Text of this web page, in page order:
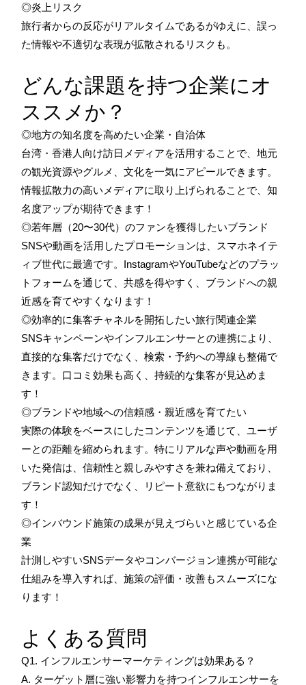
◎炎上リスク
旅行者からの反応がリアルタイムであるがゆえに、誤っ
た情報や不適切な表現が拡散されるリスクも。
どんな課題を持つ企業にオ
ススメか？
◎地方の知名度を高めたい企業・自治体
台湾・香港人向け訪日メディアを活用することで、地元
の観光資源やグルメ、文化を一気にアピールできます。
情報拡散力の高いメディアに取り上げられることで、知
名度アップが期待できます！
◎若年層（20〜30代）のファンを獲得したいブランド
SNSや動画を活用したプロモーションは、スマホネイテ
ィブ世代に最適です。InstagramやYouTubeなどのプラッ
トフォームを通じて、共感を得やすく、ブランドへの親
近感を育てやすくなります！
◎効率的に集客チャネルを開拓したい旅行関連企業
SNSキャンペーンやインフルエンサーとの連携により、
直接的な集客だけでなく、検索・予約への導線も整備で
きます。口コミ効果も高く、持続的な集客が見込めま
す！
◎ブランドや地域への信頼感・親近感を育てたい
実際の体験をベースにしたコンテンツを通じて、ユーザ
ーとの距離を縮められます。特にリアルな声や動画を用
いた発信は、信頼性と親しみやすさを兼ね備えており、
ブランド認知だけでなく、リピート意欲にもつながりま
す！
◎インバウンド施策の成果が見えづらいと感じている企
業
計測しやすいSNSデータやコンバージョン連携が可能な
仕組みを導入すれば、施策の評価・改善もスムーズにな
ります！
よくある質問
Q1. インフルエンサーマーケティングは効果ある？
A. ターゲット層に強い影響力を持つインフルエンサーを